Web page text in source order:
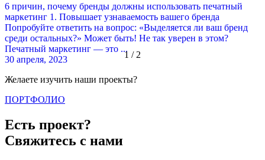
1 / 2
6 причин, почему бренды должны использовать печатный
маркетинг 1. Повышает узнаваемость вашего бренда
Попробуйте ответить на вопрос: «Выделяется ли ваш бренд
среди остальных?» Может быть! Не так уверен в этом?
Печатный маркетинг — это ...
30 апреля, 2023
Желаете изучить наши проекты?
ПОРТФОЛИО
Есть проект?
Свяжитесь с нами